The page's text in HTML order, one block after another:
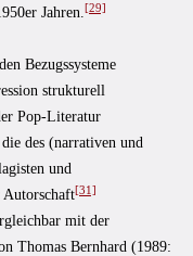
Jahren. [29]
Bezugssysteme
strukturell
Pop-Literatur
des (narrativen und
und
[31]
mit der
Thomas Bernhard (1989: